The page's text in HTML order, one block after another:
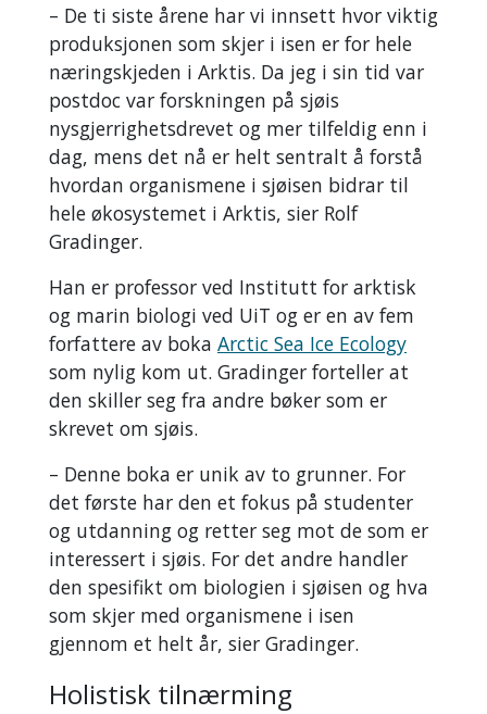
– De ti siste årene har vi innsett hvor viktig
produksjonen som skjer i isen er for hele
næringskjeden i Arktis. Da jeg i sin tid var
postdoc var forskningen på sjøis
nysgjerrighetsdrevet og mer tilfeldig enn i
dag, mens det nå er helt sentralt å forstå
hvordan organismene i sjøisen bidrar til
hele økosystemet i Arktis, sier Rolf
Gradinger.
Han er professor ved Institutt for arktisk
og marin biologi ved UiT og er en av fem
forfattere av boka Arctic Sea Ice Ecology
som nylig kom ut. Gradinger forteller at
den skiller seg fra andre bøker som er
skrevet om sjøis.
– Denne boka er unik av to grunner. For
det første har den et fokus på studenter
og utdanning og retter seg mot de som er
interessert i sjøis. For det andre handler
den spesifikt om biologien i sjøisen og hva
som skjer med organismene i isen
gjennom et helt år, sier Gradinger.
Holistisk tilnærming